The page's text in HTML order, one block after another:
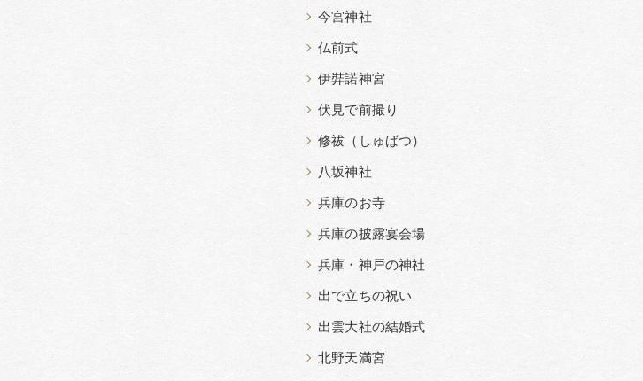
今宮神社
仏前式
伊弉諾神宮
伏見で前撮り
修祓（しゅばつ）
八坂神社
兵庫のお寺
兵庫の披露宴会場
兵庫・神戸の神社
出で立ちの祝い
出雲大社の結婚式
北野天満宮